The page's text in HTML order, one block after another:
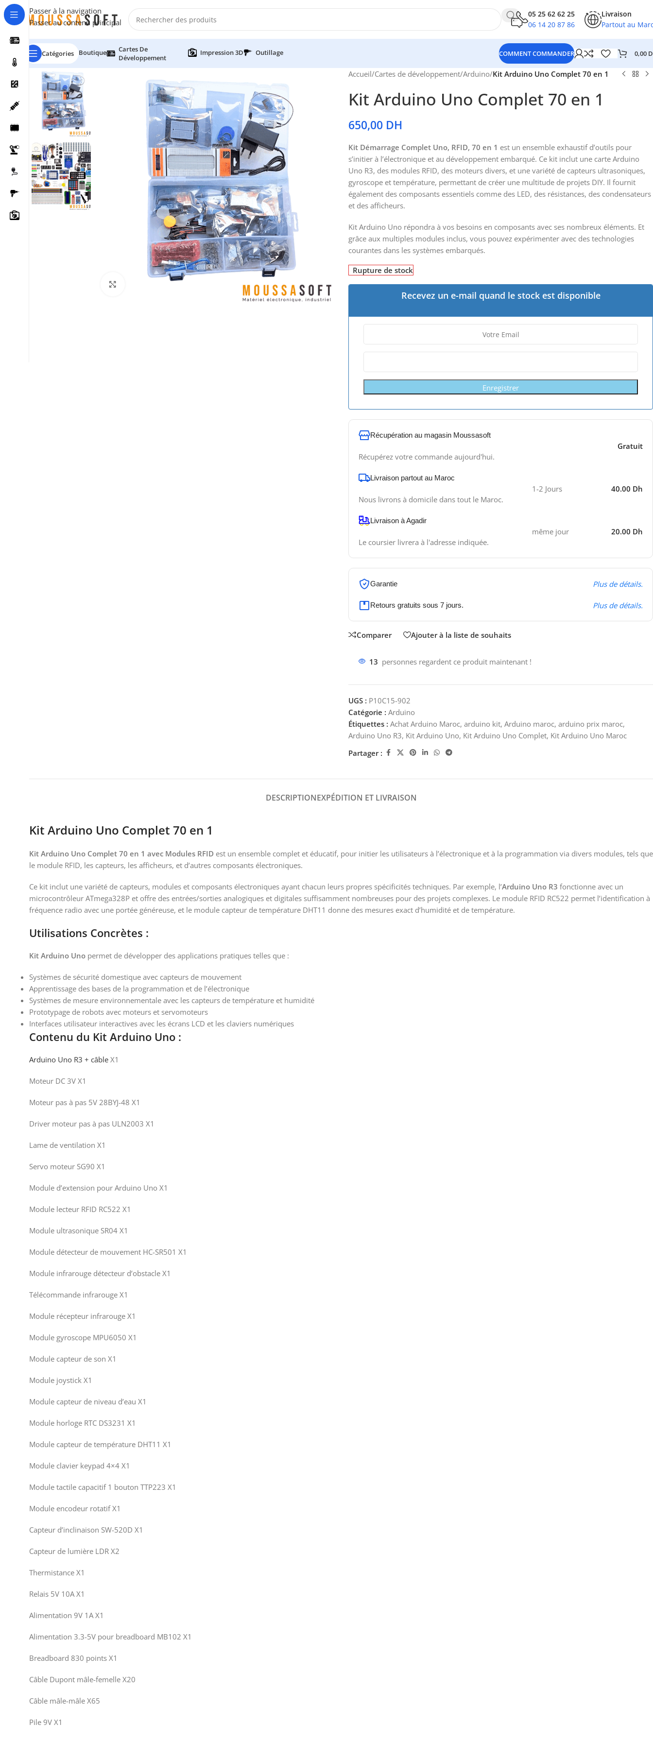
Passer à la navigation
Passer au contenu principal
05 25 62 62 25
06 14 20 87 86
Livraison
Partout au
Catégories Boutique
Cartes De
Développement
Impression 3D Outillage COMMENT COMMANDER 0,00
Cliquez pour agrandir
Accueil/Cartes de développement/Arduino/Kit Arduino Uno Complet 70 en 1
Kit Arduino Uno Complet 70 en 1
650,00 DH
Kit Démarrage Complet Uno, RFID, 70 en 1 est un ensemble exhaustif d’outils pour
s’initier à l’électronique et au développement embarqué. Ce kit inclut une carte Arduino
Uno R3, des modules RFID, des moteurs divers, et une variété de capteurs ultrasoniques,
gyroscope et température, permettant de créer une multitude de projets DIY. Il fournit
également des composants essentiels comme des LED, des résistances, des condensateurs
et des afficheurs.
Kit Arduino Uno répondra à vos besoins en composants avec ses nombreux éléments. Et
grâce aux multiples modules inclus, vous pouvez expérimenter avec des technologies
courantes dans les systèmes embarqués.
Rupture de stock
Recevez un e-mail quand le stock est disponible
Enregistrer
Récupération au magasin Moussasoft
Récupérez votre commande aujourd'hui.
Gratuit
Livraison partout au Maroc
Nous livrons à domicile dans tout le Maroc.
1-2 Jours 40.00 Dh
Livraison à Agadir
Le coursier livrera à l'adresse indiquée.
même jour 20.00 Dh
Garantie Plus de détails.
Retours gratuits sous 7 jours. Plus de détails.
Comparer Ajouter à la liste de souhaits
13 personnes regardent ce produit maintenant !
UGS : P10C15-902
Catégorie : Arduino
Étiquettes : Achat Arduino Maroc, arduino kit, Arduino maroc, arduino prix maroc,
Arduino Uno R3, Kit Arduino Uno, Kit Arduino Uno Complet, Kit Arduino Uno Maroc
Partager :
DESCRIPTIONEXPÉDITION ET LIVRAISON
Kit Arduino Uno Complet 70 en 1
Kit Arduino Uno Complet 70 en 1 avec Modules RFID est un ensemble complet et éducatif, pour initier les utilisateurs à l’électronique et à la programmation via divers modules, tels que
le module RFID, les capteurs, les afficheurs, et d’autres composants électroniques.
Ce kit inclut une variété de capteurs, modules et composants électroniques ayant chacun leurs propres spécificités techniques. Par exemple, l’Arduino Uno R3 fonctionne avec un
microcontrôleur ATmega328P et offre des entrées/sorties analogiques et digitales suffisamment nombreuses pour des projets complexes. Le module RFID RC522 permet l’identification à
fréquence radio avec une portée généreuse, et le module capteur de température DHT11 donne des mesures exact d’humidité et de température.
Utilisations Concrètes :
Kit Arduino Uno permet de développer des applications pratiques telles que :
Systèmes de sécurité domestique avec capteurs de mouvement
Apprentissage des bases de la programmation et de l’électronique
Systèmes de mesure environnementale avec les capteurs de température et humidité
Prototypage de robots avec moteurs et servomoteurs
Interfaces utilisateur interactives avec les écrans LCD et les claviers numériques
Contenu du Kit Arduino Uno :
Arduino Uno R3 + câble X1
Moteur DC 3V X1
Moteur pas à pas 5V 28BYJ-48 X1
Driver moteur pas à pas ULN2003 X1
Lame de ventilation X1
Servo moteur SG90 X1
Module d’extension pour Arduino Uno X1
Module lecteur RFID RC522 X1
Module ultrasonique SR04 X1
Module détecteur de mouvement HC-SR501 X1
Module infrarouge détecteur d’obstacle X1
Télécommande infrarouge X1
Module récepteur infrarouge X1
Module gyroscope MPU6050 X1
Module capteur de son X1
Module joystick X1
Module capteur de niveau d’eau X1
Module horloge RTC DS3231 X1
Module capteur de température DHT11 X1
Module clavier keypad 4×4 X1
Module tactile capacitif 1 bouton TTP223 X1
Module encodeur rotatif X1
Capteur d’inclinaison SW-520D X1
Capteur de lumière LDR X2
Thermistance X1
Relais 5V 10A X1
Alimentation 9V 1A X1
Alimentation 3.3-5V pour breadboard MB102 X1
Breadboard 830 points X1
Câble Dupont mâle-femelle X20
Câble mâle-mâle X65
Pile 9V X1